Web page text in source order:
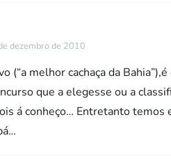
dezembro de 2010
(“a melhor cachaça da Bahia”),é
que a elegesse ou a
á conheço… Entretanto temos